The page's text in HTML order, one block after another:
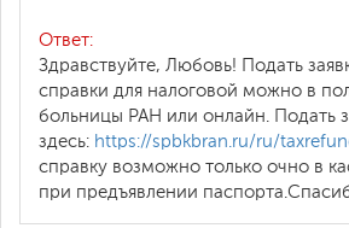
Ответ:
Здравствуйте, Любовь! Подать
справки для налоговой можно в
больницы РАН или онлайн. Подать
здесь: https://spbkbran.ru/ru/
справку возможно только очно в
при предъявлении